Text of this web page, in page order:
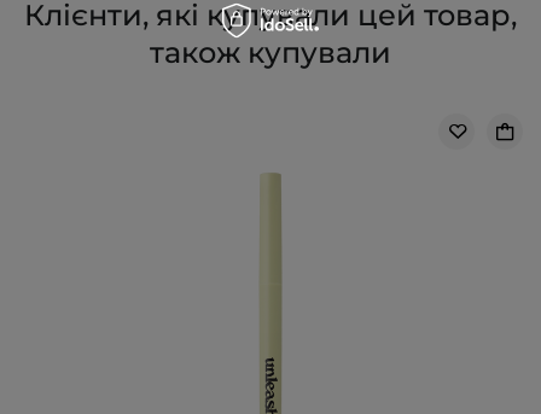
Клієнти, які купували цей товар,
також купували